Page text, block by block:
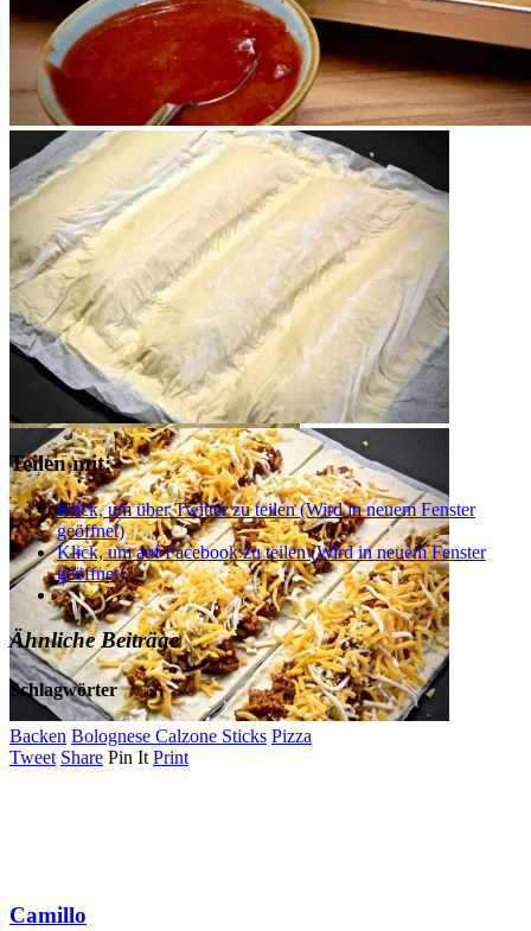
Bolognese Calzone Sticks
Teilen mit:
Klick, um über Twitter zu teilen (Wird in neuem Fenster
geöffnet)
Klick, um auf Facebook zu teilen (Wird in neuem Fenster
geöffnet)
Ähnliche Beiträge
Schlagwörter
Backen Bolognese Calzone Sticks Pizza
Tweet Share Pin It Print
Camillo